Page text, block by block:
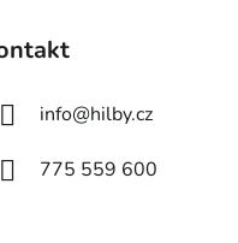
info@hilby.cz
775 559 600